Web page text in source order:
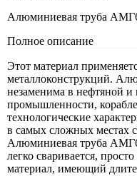
Алюминиевая труба
Полное описание
Этот материал
металлоконструкций.
незаменима в нефтяной и
промышленности,
технологические
в самых сложных местах
Алюминиевая труба
легко сваривается,
материал, имеющий